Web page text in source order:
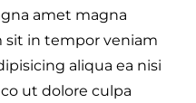
amet magna
sit in tempor veniam
aliqua ea nisi
ut dolore culpa